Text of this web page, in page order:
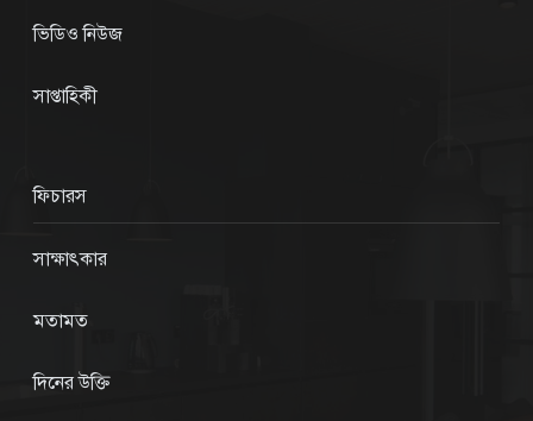
ভিডিও নিউজ
সাপ্তাহিকী
ফিচারস
সাক্ষাৎকার
মতামত
দিনের উক্তি